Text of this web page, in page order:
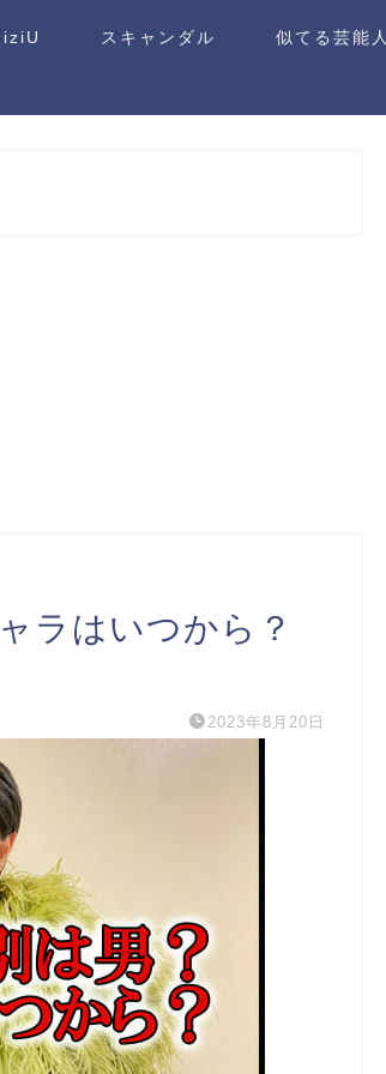
スキャンダル 似てる芸能人
ラはいつから？
2023年8月20日